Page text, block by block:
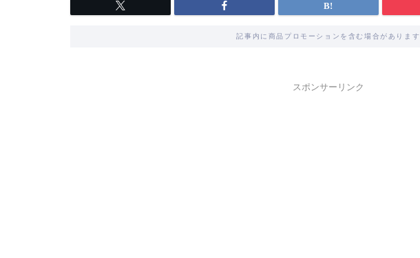
記事内に商品プロモーションを含む場合があります
スポンサーリンク